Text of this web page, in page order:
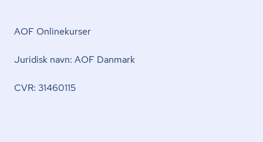
AOF Onlinekurser
Juridisk navn: AOF Danmark
CVR: 31460115